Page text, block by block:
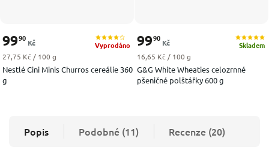
Nestlé Cini Minis Churros cereálie 360
g
Vyprodáno
9990
Kč
Měrná cena:
27,75 Kč / 100 g
G&G White Wheaties celozrnné
pšeničné polštářky 600 g
Skladem
9990
Kč
Měrná cena:
16,65 Kč / 100 g
Popis Podobné (11) Recenze (20)